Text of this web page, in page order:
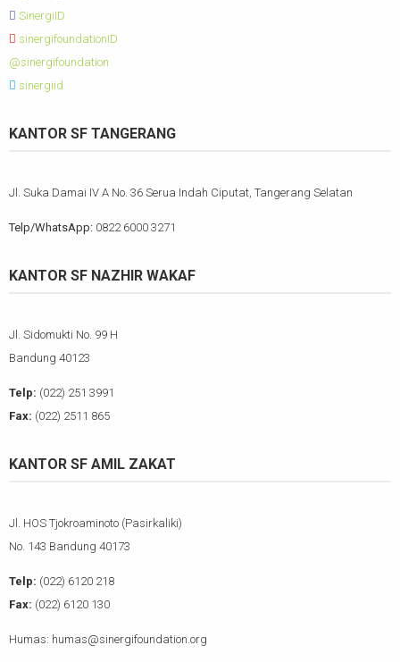
SinergiID
sinergifoundationID
@sinergifoundation
sinergiid
KANTOR SF TANGERANG
Jl. Suka Damai IV A No. 36 Serua Indah Ciputat, Tangerang Selatan
Telp/WhatsApp: 0822 6000 3271
KANTOR SF NAZHIR WAKAF
Jl. Sidomukti No. 99 H
Bandung 40123
Telp: (022) 251 3991
Fax: (022) 2511 865
KANTOR SF AMIL ZAKAT
Jl. HOS Tjokroaminoto (Pasirkaliki)
No. 143 Bandung 40173
Telp: (022) 6120 218
Fax: (022) 6120 130
Humas: humas@sinergifoundation.org